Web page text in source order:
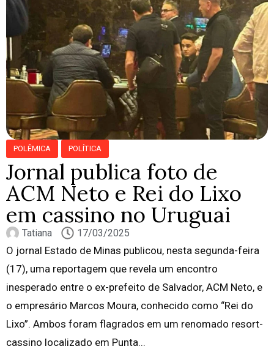
POLÊMICA POLÍTICA
Jornal publica foto de
ACM Neto e Rei do Lixo
em cassino no Uruguai
Tatiana 17/03/2025
O jornal Estado de Minas publicou, nesta segunda-feira
(17), uma reportagem que revela um encontro
inesperado entre o ex-prefeito de Salvador, ACM Neto, e
o empresário Marcos Moura, conhecido como “Rei do
Lixo”. Ambos foram flagrados em um renomado resort-
cassino localizado em Punta...